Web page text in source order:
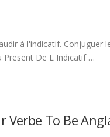
à l'indicatif. Conjuguer
Present De L Indicatif …
Verbe To Be